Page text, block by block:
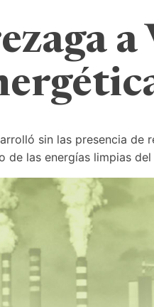
a
sin las presencia de
de las energías limpias del